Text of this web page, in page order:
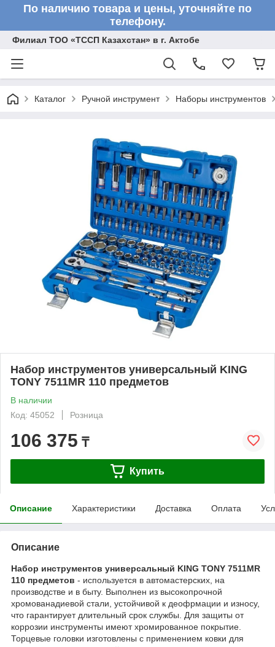
По наличию товара и цены, уточняйте по
телефону.
Филиал ТОО «ТССП Казахстан» в г. Актобе
Каталог Ручной инструмент Наборы инструментов
Набор инструментов универсальный KING
TONY 7511MR 110 предметов
В наличии
Код: 45052
Розница
106 375 ₸
Купить
Описание Характеристики Доставка Оплата
Описание
Набор инструментов универсальный KING TONY 7511MR
110 предметов - используется в автомастерских, на
производстве и в быту. Выполнен из высокопрочной
хромованадиевой стали, устойчивой к деофрмации и износу,
что гарантирует длительный срок службы. Для защиты от
коррозии инструменты имеют хромированное покрытие.
Торцевые головки изготовлены с применением ковки для